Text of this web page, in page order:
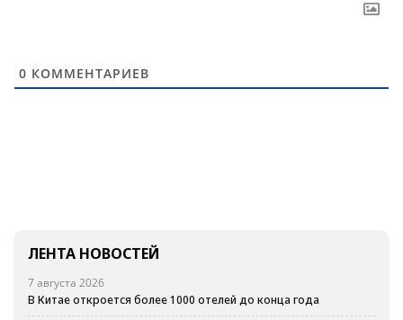
0 КОММЕНТАРИЕВ
ЛЕНТА НОВОСТЕЙ
7 августа 2026
В Китае откроется более 1000 отелей до конца года